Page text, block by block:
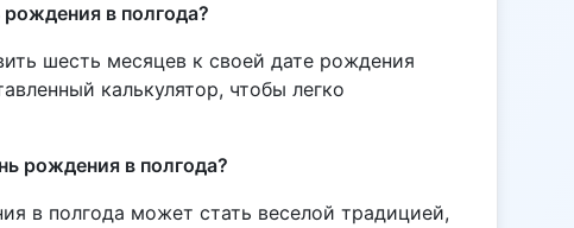
в полгода?
шесть месяцев к своей дате рождения
калькулятор, чтобы легко
рождения в полгода?
в полгода может стать веселой традицией,